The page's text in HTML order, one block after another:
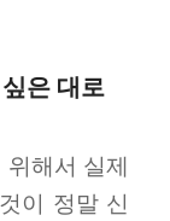
은 대로
해서 실제
이 정말 신